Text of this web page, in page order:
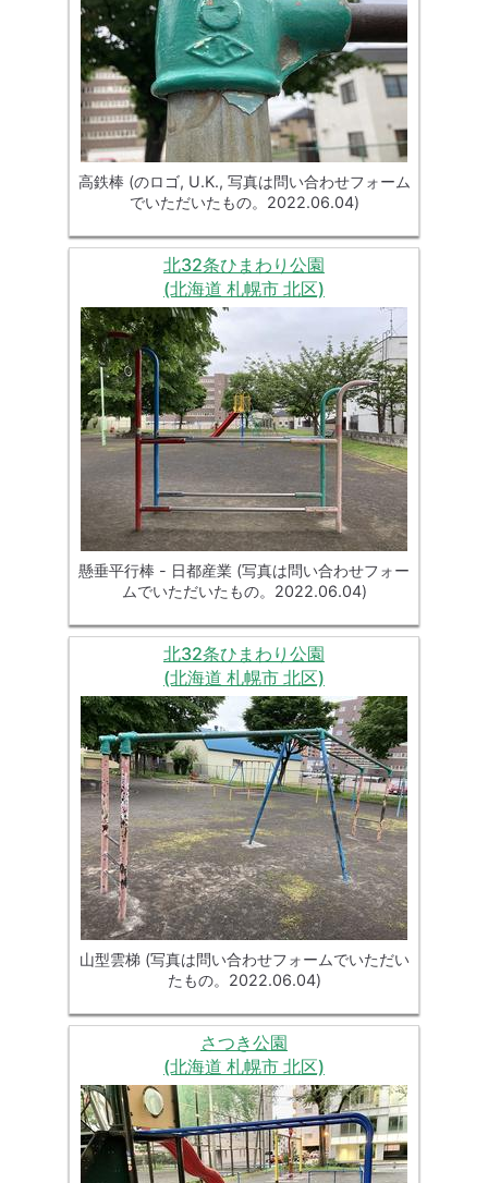
高鉄棒 (のロゴ, U.K., 写真は問い合わせフォーム
でいただいたもの。2022.06.04)
北32条ひまわり公園
(北海道 札幌市 北区)
懸垂平行棒 - 日都産業 (写真は問い合わせフォー
ムでいただいたもの。2022.06.04)
北32条ひまわり公園
(北海道 札幌市 北区)
山型雲梯 (写真は問い合わせフォームでいただい
たもの。2022.06.04)
さつき公園
(北海道 札幌市 北区)